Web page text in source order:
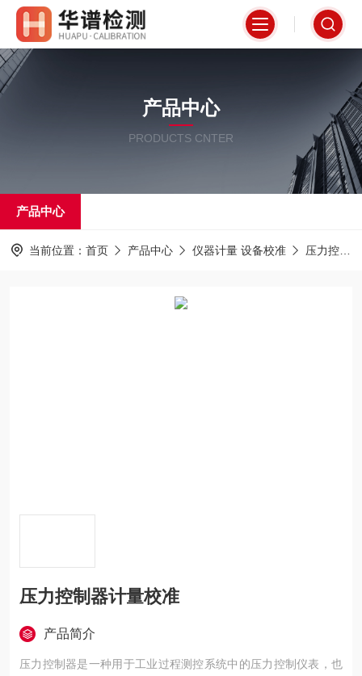
产品中心
PRODUCTS CNTER
产品中心
当前位置： 首页 产品中心 仪器计量 设备校准 压力控制器计量校准
压力控制器计量校准
产品简介
压力控制器是一种用于工业过程测控系统中的压力控制仪表，也